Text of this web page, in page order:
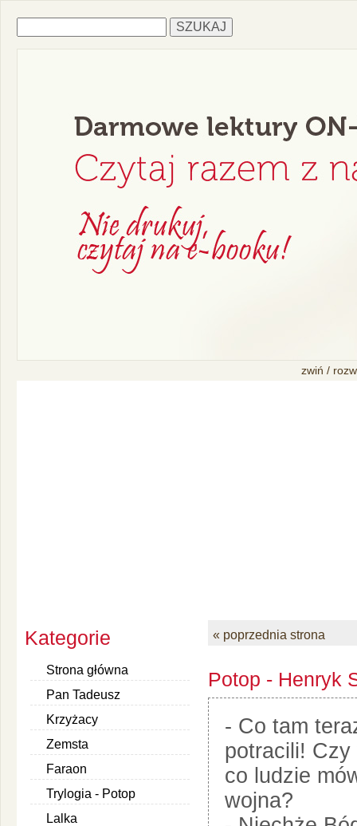
zwiń /
Kategorie
Strona główna
Pan Tadeusz
Krzyżacy
Zemsta
Faraon
Trylogia - Potop
Lalka
« poprzednia strona
Potop - Henryk
- Co tam
potracili!
co ludzie
wojna?